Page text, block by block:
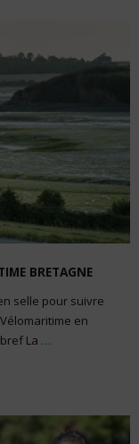
BRETAGNE
selle pour suivre
en
La ...